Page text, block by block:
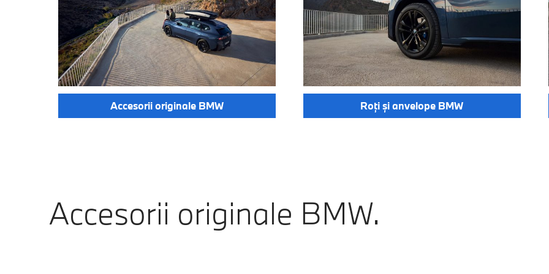
Accesorii originale BMW Roți și anvelope BMW
Accesorii originale BMW.